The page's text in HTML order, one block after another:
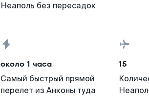
Неаполь без пересадок
около 1 часа
Самый быстрый прямой
перелет из Анконы туда
15